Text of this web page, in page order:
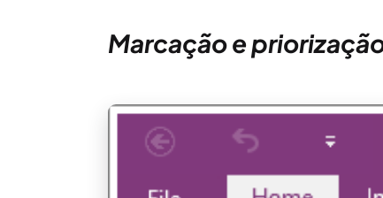
Marcação e